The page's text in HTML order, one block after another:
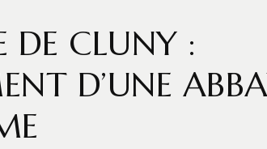
DE CLUNY :
D’UNE